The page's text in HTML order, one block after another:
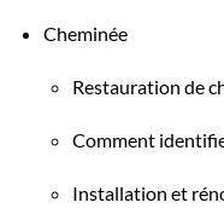
Cheminée
Restauration de
Comment
Installation et